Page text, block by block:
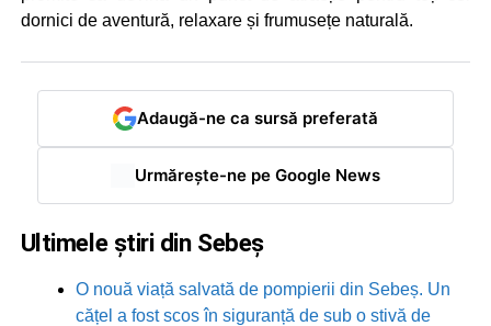
dornici de aventură, relaxare și frumusețe naturală.
Adaugă-ne ca sursă preferată
Urmărește-ne pe Google News
Ultimele știri din Sebeș
O nouă viață salvată de pompierii din Sebeș. Un
cățel a fost scos în siguranță de sub o stivă de